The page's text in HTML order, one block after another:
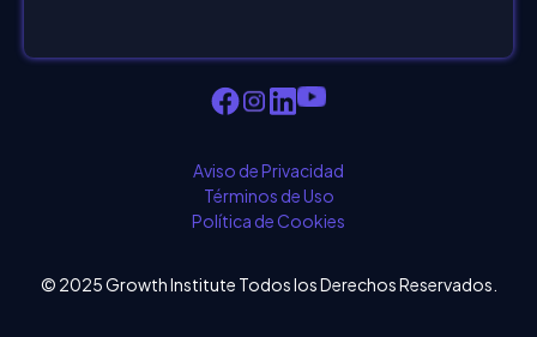
Aviso de Privacidad
Términos de Uso
Política de Cookies
© 2025 Growth Institute Todos los Derechos Reservados.